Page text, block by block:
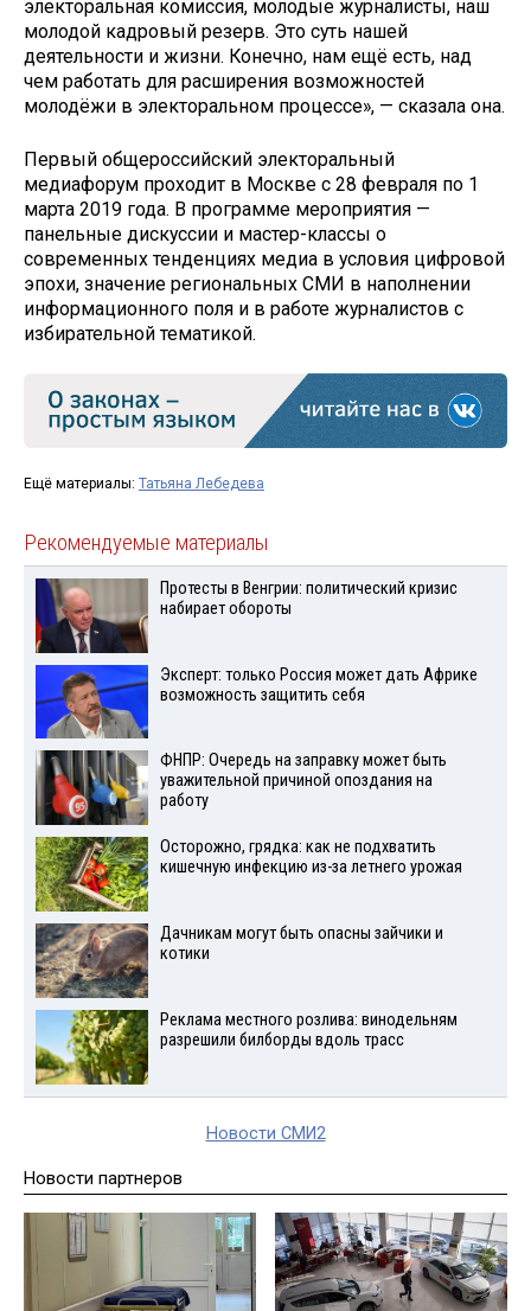
электоральная комиссия, молодые журналисты, наш
молодой кадровый резерв. Это суть нашей
деятельности и жизни. Конечно, нам ещё есть, над
чем работать для расширения возможностей
молодёжи в электоральном процессе», — сказала она.
Первый общероссийский электоральный
медиафорум проходит в Москве с 28 февраля по 1
марта 2019 года. В программе мероприятия —
панельные дискуссии и мастер-классы о
современных тенденциях медиа в условия цифровой
эпохи, значение региональных СМИ в наполнении
информационного поля и в работе журналистов с
избирательной тематикой.
Ещё материалы: Татьяна Лебедева
Рекомендуемые материалы
Протесты в Венгрии: политический кризис
набирает обороты
Эксперт: только Россия может дать Африке
возможность защитить себя
ФНПР: Очередь на заправку может быть
уважительной причиной опоздания на
работу
Осторожно, грядка: как не подхватить
кишечную инфекцию из-за летнего урожая
Дачникам могут быть опасны зайчики и
котики
Реклама местного розлива: винодельням
разрешили билборды вдоль трасс
Новости СМИ2
Новости партнеров